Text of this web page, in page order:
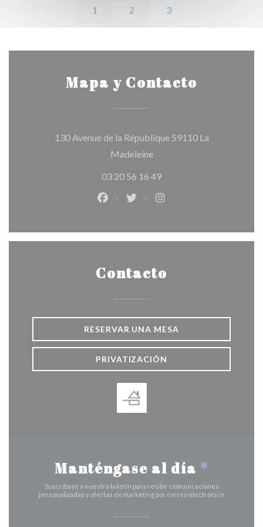
1 2 3
Mapa y Contacto
130 Avenue de la République 59110 La
Madeleine((abre en una nueva
03 20 56 16 49
Facebook ((abre en una nueva
Twitter ((abre en una nueva
Instagram ((abre en
Contacto
RESERVAR UNA MESA
PRIVATIZACIÓN
Manténgase al día *
Suscríbase a nuestro boletín para recibir comunicaciones
personalizadas y ofertas de marketing por correo electrónico.